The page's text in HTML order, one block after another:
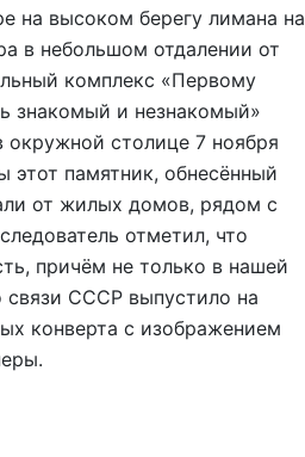
на высоком берегу лимана на
в небольшом отдалении от
комплекс «Первому
знакомый и незнакомый»
окружной столице 7 ноября
этот памятник, обнесённый
от жилых домов, рядом с
отметил, что
причём не только в нашей
связи СССР выпустило на
конверта с изображением